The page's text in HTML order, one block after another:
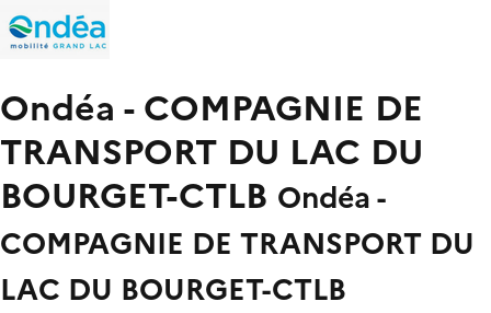
Ondéa - COMPAGNIE DE
TRANSPORT DU LAC DU
BOURGET-CTLB Ondéa -
COMPAGNIE DE TRANSPORT DU
LAC DU BOURGET-CTLB